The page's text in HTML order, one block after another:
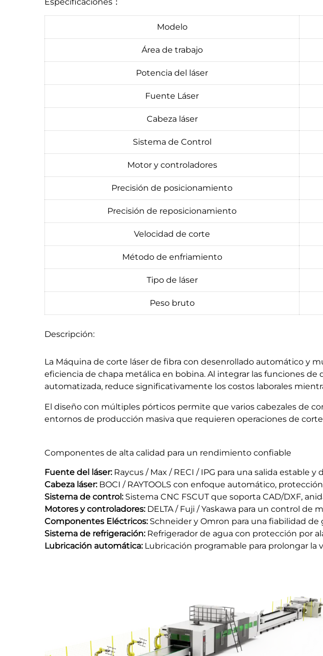
Modelo
Área de trabajo
Potencia del láser
Fuente Láser
Cabeza láser
Sistema de Control
Motor y controladores
Precisión de posicionamiento
Precisión de reposicionamiento
Velocidad de corte
Método de enfriamiento
Tipo de láser
Peso bruto
Descripción:
La Máquina de corte láser de fibra con desenrollado automático y
eficiencia de chapa metálica en bobina. Al integrar las funciones
automatizada, reduce significativamente los costos laborales
El diseño con múltiples pórticos permite que varios cabezales de
entornos de producción masiva que requieren operaciones de
Componentes de alta calidad para un rendimiento confiable
Fuente del láser: Raycus / Max / RECI / IPG para una salida estable y
Cabeza láser: BOCI / RAYTOOLS con enfoque automático,
Sistema de control: Sistema CNC FSCUT que soporta CAD/DXF,
Motores y controladores: DELTA / Fuji / Yaskawa para un control de
Componentes Eléctricos: Schneider y Omron para una fiabilidad de
Sistema de refrigeración: Refrigerador de agua con protección por
Lubricación automática: Lubricación programable para prolongar la